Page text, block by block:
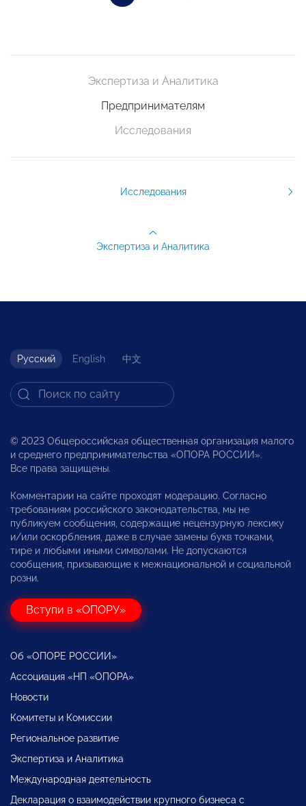
Экспертиза и Аналитика
Предпринимателям
Исследования
Исследования
Экспертиза и Аналитика
Русский English 中文
© 2023 Общероссийская общественная организация малого
и среднего предпринимательства «ОПОРА РОССИИ».
Все права защищены.
Комментарии на сайте проходят модерацию. Согласно
требованиям российского законодательства, мы не
публикуем сообщения, содержащие нецензурную лексику
и/или оскорбления, даже в случае замены букв точками,
тире и любыми иными символами. Не допускаются
сообщения, призывающие к межнациональной и социальной
розни.
Вступи в «ОПОРУ»
Об «ОПОРЕ РОССИИ»
Ассоциация «НП «ОПОРА»
Новости
Комитеты и Комиссии
Региональное развитие
Экспертиза и Аналитика
Международная деятельность
Декларация о взаимодействии крупного бизнеса с